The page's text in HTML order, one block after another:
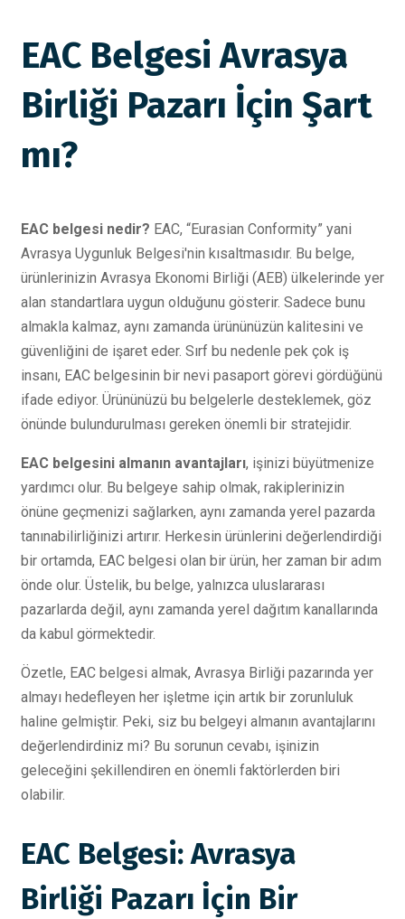
EAC Belgesi Avrasya
Birliği Pazarı İçin Şart
mı?
EAC belgesi nedir? EAC, “Eurasian Conformity” yani
Avrasya Uygunluk Belgesi'nin kısaltmasıdır. Bu belge,
ürünlerinizin Avrasya Ekonomi Birliği (AEB) ülkelerinde yer
alan standartlara uygun olduğunu gösterir. Sadece bunu
almakla kalmaz, aynı zamanda ürününüzün kalitesini ve
güvenliğini de işaret eder. Sırf bu nedenle pek çok iş
insanı, EAC belgesinin bir nevi pasaport görevi gördüğünü
ifade ediyor. Ürününüzü bu belgelerle desteklemek, göz
önünde bulundurulması gereken önemli bir stratejidir.
EAC belgesini almanın avantajları, işinizi büyütmenize
yardımcı olur. Bu belgeye sahip olmak, rakiplerinizin
önüne geçmenizi sağlarken, aynı zamanda yerel pazarda
tanınabilirliğinizi artırır. Herkesin ürünlerini değerlendirdiği
bir ortamda, EAC belgesi olan bir ürün, her zaman bir adım
önde olur. Üstelik, bu belge, yalnızca uluslararası
pazarlarda değil, aynı zamanda yerel dağıtım kanallarında
da kabul görmektedir.
Özetle, EAC belgesi almak, Avrasya Birliği pazarında yer
almayı hedefleyen her işletme için artık bir zorunluluk
haline gelmiştir. Peki, siz bu belgeyi almanın avantajlarını
değerlendirdiniz mi? Bu sorunun cevabı, işinizin
geleceğini şekillendiren en önemli faktörlerden biri
olabilir.
EAC Belgesi: Avrasya
Birliği Pazarı İçin Bir